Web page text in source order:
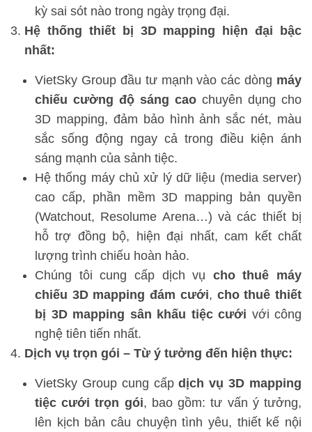
kỳ sai sót nào trong ngày trọng đại.
Hệ thống thiết bị 3D mapping hiện đại bậc
nhất:
VietSky Group đầu tư mạnh vào các dòng máy
chiếu cường độ sáng cao chuyên dụng cho
3D mapping, đảm bảo hình ảnh sắc nét, màu
sắc sống động ngay cả trong điều kiện ánh
sáng mạnh của sảnh tiệc.
Hệ thống máy chủ xử lý dữ liệu (media server)
cao cấp, phần mềm 3D mapping bản quyền
(Watchout, Resolume Arena…) và các thiết bị
hỗ trợ đồng bộ, hiện đại nhất, cam kết chất
lượng trình chiếu hoàn hảo.
Chúng tôi cung cấp dịch vụ cho thuê máy
chiếu 3D mapping đám cưới, cho thuê thiết
bị 3D mapping sân khấu tiệc cưới với công
nghệ tiên tiến nhất.
Dịch vụ trọn gói – Từ ý tưởng đến hiện thực:
VietSky Group cung cấpdịch vụ 3D mapping
tiệc cưới trọn gói, bao gồm: tư vấn ý tưởng,
lên kịch bản câu chuyện tình yêu, thiết kế nội